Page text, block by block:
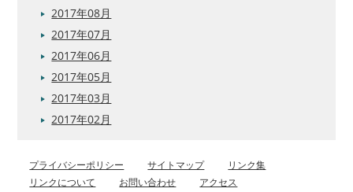
2017年08月
2017年07月
2017年06月
2017年05月
2017年03月
2017年02月
プライバシーポリシー サイトマップ
リンク集
リンクについて
お問い合わせ アクセス